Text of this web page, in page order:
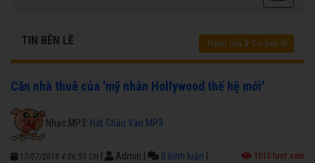
TIN BÊN LỀ Trang chủ Tin bên lề
Căn nhà thuê của 'mỹ nhân Hollywood thế hệ mới'
Nhạc MP3: Hát Chầu Văn MP3
17/07/2018 4:06:55 CH Admin 0 bình luận 1015 lượt xem